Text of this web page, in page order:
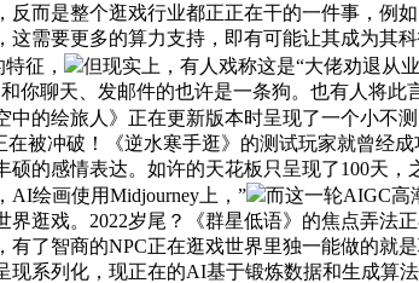
而是整个逛戏行业都正正在干的一件事，例
需要更多的算力支持，即有可能让其成为其
征，
但现实上，有人戏称这是“大佬劝退从
你聊天、发邮件的也许是一条狗。也有人将
的绘旅人》正在更新版本时呈现了一个小不测
被冲破！《逆水寒手逛》的测试玩家就曾经
的感情表达。如许的天花板只呈现了100天
绘画使用Midjourney上，”
而这一轮AIGC高
逛戏。2022岁尾？《群星低语》的焦点弄法
了智商的NPC正在逛戏世界里独一能做的就
系列化，现正在的AI基于锻炼数据和生成算